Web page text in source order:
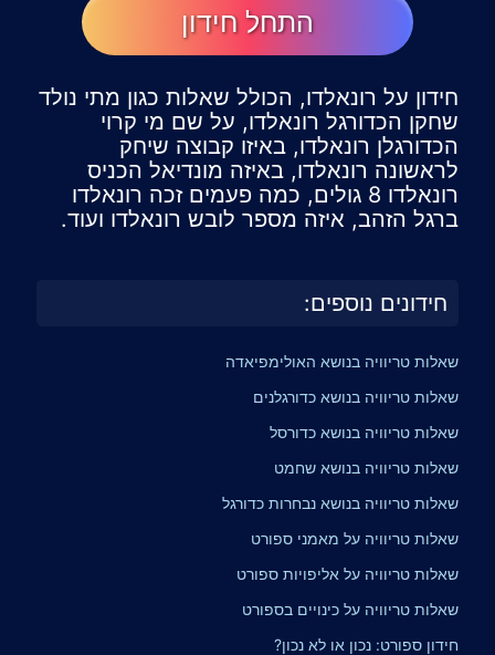
התחל חידון
חידון על רונאלדו, הכולל שאלות כגון מתי נולד
שחקן הכדורגל רונאלדו, על שם מי קרוי
הכדורגלן רונאלדו, באיזו קבוצה שיחק
לראשונה רונאלדו, באיזה מונדיאל הכניס
רונאלדו 8 גולים, כמה פעמים זכה רונאלדו
ברגל הזהב, איזה מספר לובש רונאלדו ועוד.
חידונים נוספים:
שאלות טריוויה בנושא האולימפיאדה
שאלות טריוויה בנושא כדורגלנים
שאלות טריוויה בנושא כדורסל
שאלות טריוויה בנושא שחמט
שאלות טריוויה בנושא נבחרות כדורגל
שאלות טריוויה על מאמני ספורט
שאלות טריוויה על אליפויות ספורט
שאלות טריוויה על כינויים בספורט
חידון ספורט: נכון או לא נכון?